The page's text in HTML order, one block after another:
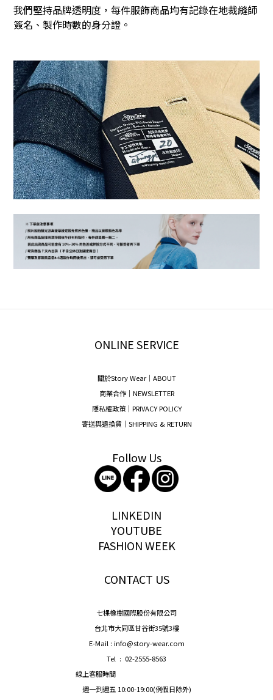
我們堅持品牌透明度，每件服飾商品均有記錄在地裁縫師
簽名、製作時數的身分證。
ONLINE SERVICE
關於Story Wear｜ABOUT
商業合作｜NEWSLETTER
隱私權政策｜PRIVACY POLICY
寄送與退換貨｜SHIPPING & RETURN
Follow Us
LINKEDIN
YOUTUBE
FASHION WEEK
CONTACT US
七棵橡樹國際股份有限公司
台北市大同區甘谷街35號3樓
E-Mail : info@story-wear.com
Tel : 02-2555-8563
線上客服時間
週一到週五 10:00-19:00(例假日除外)